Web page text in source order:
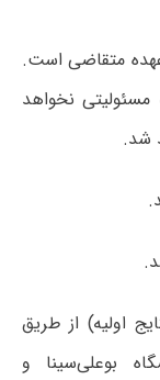
متقاضی است.
نخواهد
شد.
اولیه) از طریق
بوعلی‌سینا و